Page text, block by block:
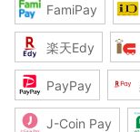
FamiPay
楽天Edy
PayPay
J-Coin Pay